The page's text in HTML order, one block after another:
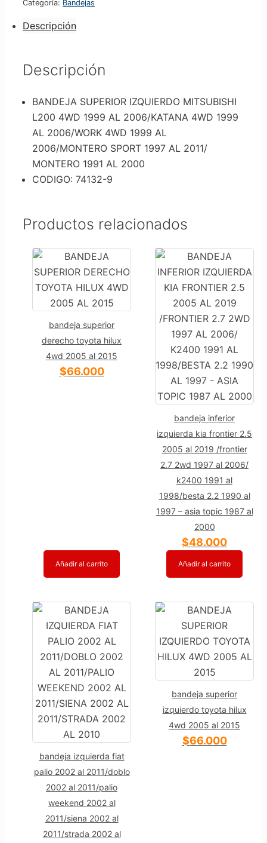
Categoría: Bandejas
Descripción
Descripción
BANDEJA SUPERIOR IZQUIERDO MITSUBISHI
L200 4WD 1999 AL 2006/KATANA 4WD 1999
AL 2006/WORK 4WD 1999 AL
2006/MONTERO SPORT 1997 AL 2011/
MONTERO 1991 AL 2000
CODIGO: 74132-9
Productos relacionados
bandeja superior
derecho toyota hilux
4wd 2005 al 2015
$66.000
Añadir al carrito
bandeja inferior
izquierda kia frontier 2.5
2005 al 2019 /frontier
2.7 2wd 1997 al 2006/
k2400 1991 al
1998/besta 2.2 1990 al
1997 – asia topic 1987 al
2000
$48.000
Añadir al carrito
bandeja izquierda fiat
palio 2002 al 2011/doblo
2002 al 2011/palio
weekend 2002 al
2011/siena 2002 al
2011/strada 2002 al
bandeja superior
izquierdo toyota hilux
4wd 2005 al 2015
$66.000